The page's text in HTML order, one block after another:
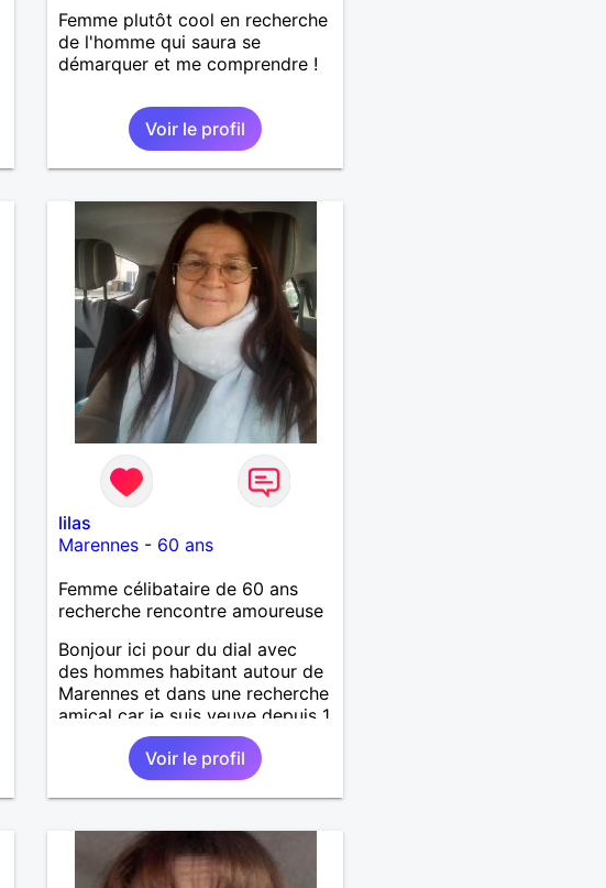
Femme plutôt cool en recherche
de l'homme qui saura se
démarquer et me comprendre !
Voir le profil
lilas
Marennes - 60 ans
Femme célibataire de 60 ans
recherche rencontre amoureuse
Bonjour ici pour du dial avec
des hommes habitant autour de
Marennes et dans une recherche
amical car je suis veuve depuis 1
an. Je ne répondrai pas aux
autres, bonne chance à tous.
Voir le profil